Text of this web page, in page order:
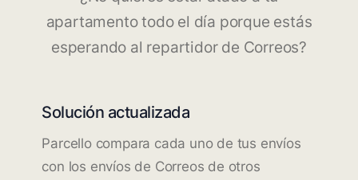
apartamento todo el día porque estás
esperando al repartidor de Correos?
Solución actualizada
Parcello compara cada uno de tus envíos
con los envíos de Correos de otros